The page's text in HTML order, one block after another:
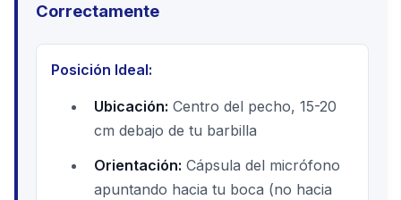
Correctamente
Posición Ideal:
Ubicación: Centro del pecho, 15-20
cm debajo de tu barbilla
Orientación: Cápsula del micrófono
apuntando hacia tu boca (no hacia